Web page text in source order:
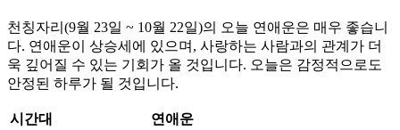
천칭자리(9월 23일 ~ 10월 22일)의 오늘 연애운은 매우 좋습니
다. 연애운이 상승세에 있으며, 사랑하는 사람과의 관계가 더
욱 깊어질 수 있는 기회가 올 것입니다. 오늘은 감정적으로도
안정된 하루가 될 것입니다.
시간대
연애운